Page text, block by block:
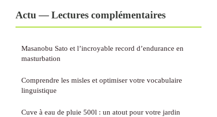
Actu — Lectures complémentaires
Masanobu Sato et l’incroyable record d’endurance en
masturbation
Comprendre les misles et optimiser votre vocabulaire
linguistique
Cuve à eau de pluie 500l : un atout pour votre jardin